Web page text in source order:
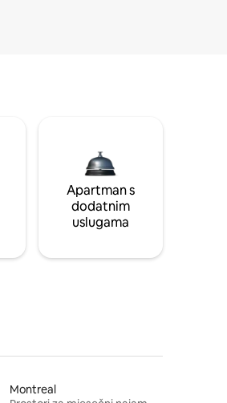
Apartman s
dodatnim
uslugama
Montreal